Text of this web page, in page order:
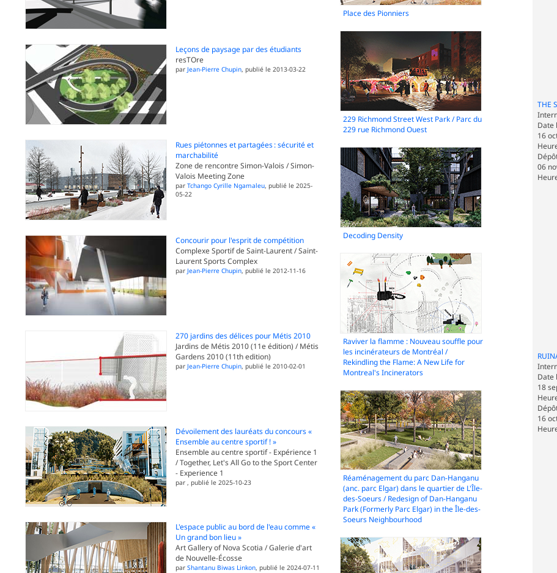
Leçons de paysage par des étudiants
resTOre
par Jean-Pierre Chupin, publié le 2013-03-22
Rues piétonnes et partagées : sécurité et
marchabilité
Zone de rencontre Simon-Valois / Simon-
Valois Meeting Zone
par Tchango Cyrille Ngamaleu, publié le 2025-
05-22
Concourir pour l'esprit de compétition
Complexe Sportif de Saint-Laurent / Saint-
Laurent Sports Complex
par Jean-Pierre Chupin, publié le 2012-11-16
270 jardins des délices pour Métis 2010
Jardins de Métis 2010 (11e édition) / Métis
Gardens 2010 (11th edition)
par Jean-Pierre Chupin, publié le 2010-02-01
Dévoilement des lauréats du concours «
Ensemble au centre sportif ! »
Ensemble au centre sportif - Expérience 1
/ Together, Let's All Go to the Sport Center
- Experience 1
par , publié le 2025-10-23
L'espace public au bord de l'eau comme «
Un grand bon lieu »
Art Gallery of Nova Scotia / Galerie d'art
de Nouvelle-Écosse
par Shantanu Biwas Linkon, publié le 2024-07-11
THE
Date
16
06
Date
18
16
Place des Pionniers
229 Richmond Street West Park / Parc du
229 rue Richmond Ouest
Decoding Density
Raviver la flamme : Nouveau souffle pour
les incinérateurs de Montréal /
Rekindling the Flame: A New Life for
Montreal's Incinerators
Réaménagement du parc Dan-Hanganu
(anc. parc Elgar) dans le quartier de L'Île-
des-Soeurs / Redesign of Dan-Hanganu
Park (Formerly Parc Elgar) in the Île-des-
Soeurs Neighbourhood